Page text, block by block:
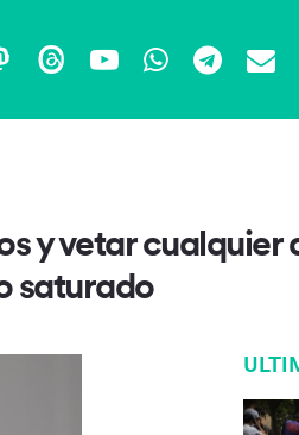
ThreadsYouTubeWhatsApp
Telegram
Email
y vetar
saturado